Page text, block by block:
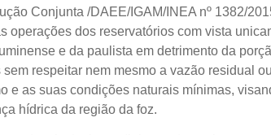
Conjunta /DAEE/IGAM/INEA nº 1382/
operações dos reservatórios com vista
e da paulista em detrimento da
respeitar nem mesmo a vazão residual
e as suas condições naturais mínimas,
hídrica da região da foz.